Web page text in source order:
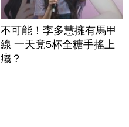
不可能！李多慧擁有馬甲
線 一天竟5杯全糖手搖上
癮？